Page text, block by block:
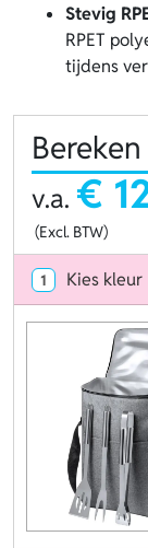
Stevig
RPET
tijdens
v.a. €
(Excl. BTW)
1 Kies kleur